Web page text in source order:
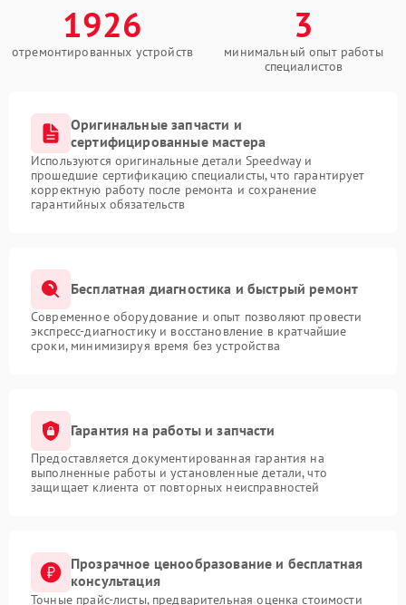
1926
отремонтированных устройств
3
минимальный опыт работы
специалистов
Оригинальные запчасти и
сертифицированные мастера
Используются оригинальные детали Speedway и
прошедшие сертификацию специалисты, что гарантирует
корректную работу после ремонта и сохранение
гарантийных обязательств
Бесплатная диагностика и быстрый ремонт
Современное оборудование и опыт позволяют провести
экспресс-диагностику и восстановление в кратчайшие
сроки, минимизируя время без устройства
Гарантия на работы и запчасти
Предоставляется документированная гарантия на
выполненные работы и установленные детали, что
защищает клиента от повторных неисправностей
Прозрачное ценообразование и бесплатная
консультация
Точные прайс-листы, предварительная оценка стоимости